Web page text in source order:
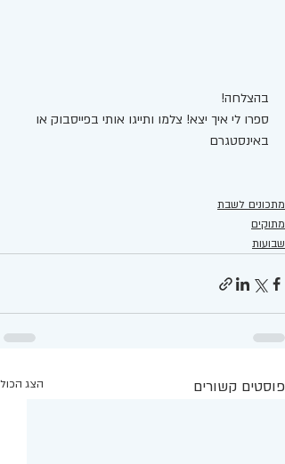
בהצלחה!
ספרו לי איך יצא! צלמו ותייגו אותי בפייסבוק או
באינסטגרם
מתכונים לשבת
מתוקים
שבועות
פוסטים קשורים הצג הכול